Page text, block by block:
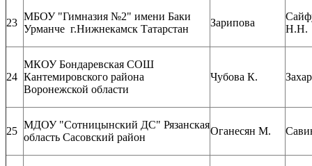
23
МБОУ "Гимназия №2" имени Баки
Урманче г.Нижнекамск Татарстан
Зарипова
Н.Н.
24
МКОУ Бондаревская СОШ
Кантемировского района
Воронежской области
Чубова К.
25
МДОУ "Сотницынский ДС" Рязанская
область Сасовский район
Оганесян М.